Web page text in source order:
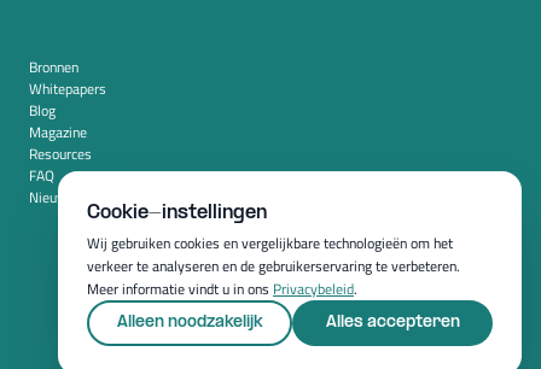
Bronnen
Whitepapers
Blog
Magazine
Resources
FAQ
Nieuwskamer
Cookie-instellingen
Wij gebruiken cookies en vergelijkbare technologieën om het
verkeer te analyseren en de gebruikerservaring te verbeteren.
Meer informatie vindt u in ons Privacybeleid.
Alleen noodzakelijk Alles accepteren